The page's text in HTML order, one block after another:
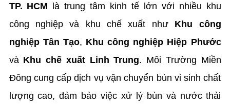
TP. HCM là trung tâm kinh tế lớn với nhiều khu
công nghiệp và khu chế xuất như Khu công
nghiệp Tân Tạo, Khu công nghiệp Hiệp Phước
và Khu chế xuất Linh Trung. Môi Trường Miền
Đông cung cấp dịch vụ vận chuyển bùn vi sinh chất
lượng cao, đảm bảo việc xử lý bùn và nước thải